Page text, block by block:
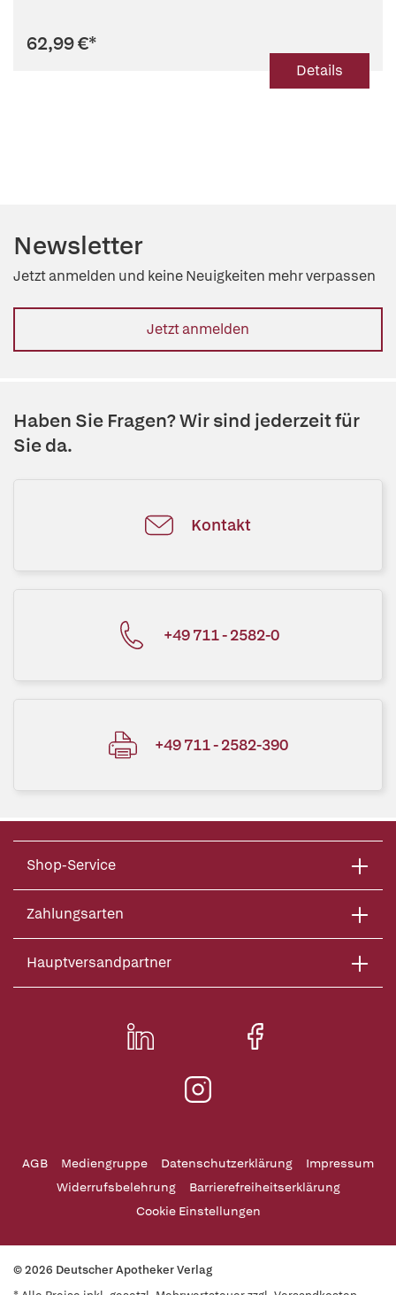
62,99 €*
Details
Newsletter
Jetzt anmelden und keine Neuigkeiten mehr verpassen
Jetzt anmelden
Haben Sie Fragen? Wir sind jederzeit für
Sie da.
Kontakt
+49 711 - 2582-0
+49 711 - 2582-390
Shop-Service
Zahlungsarten
Hauptversandpartner
AGB Mediengruppe Datenschutzerklärung
Impressum
Widerrufsbelehrung
Barrierefreiheitserklärung
Cookie Einstellungen
© 2026 Deutscher Apotheker Verlag